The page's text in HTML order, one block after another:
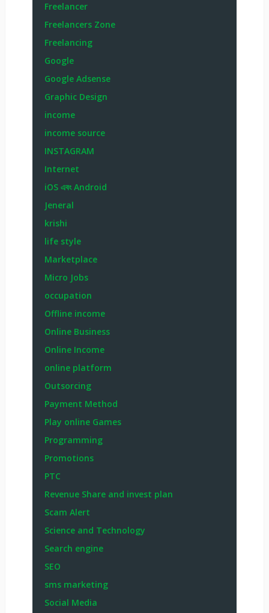
Freelancer
Freelancers Zone
Freelancing
Google
Google Adsense
Graphic Design
income
income source
INSTAGRAM
Internet
iOS এবং Android
Jeneral
krishi
life style
Marketplace
Micro Jobs
occupation
Offline income
Online Business
Online Income
online platform
Outsorcing
Payment Method
Play online Games
Programming
Promotions
PTC
Revenue Share and invest plan
Scam Alert
Science and Technology
Search engine
SEO
sms marketing
Social Media